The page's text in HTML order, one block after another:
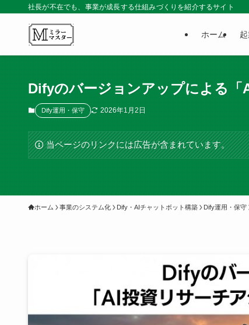
社長が不在でも、事業が成長する仕組みづくりを紹介するサイト
ホーム
Difyのバージョンアップによる
Dify運用・保守 2026年1月2日
当ページのリンクには広告が含まれています。
ホーム 事業のシステム化 Dify・AIチャットボット構築 Dify運用・保守